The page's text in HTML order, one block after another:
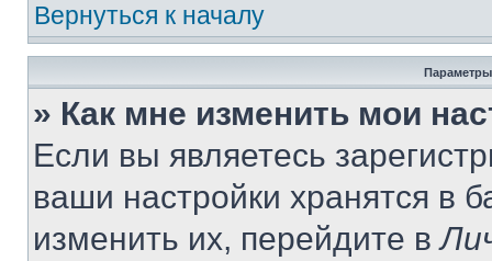
Вернуться к началу
Параметры
» Как мне изменить мои
Если вы являетесь
ваши настройки хранятся в
изменить их, перейдите в